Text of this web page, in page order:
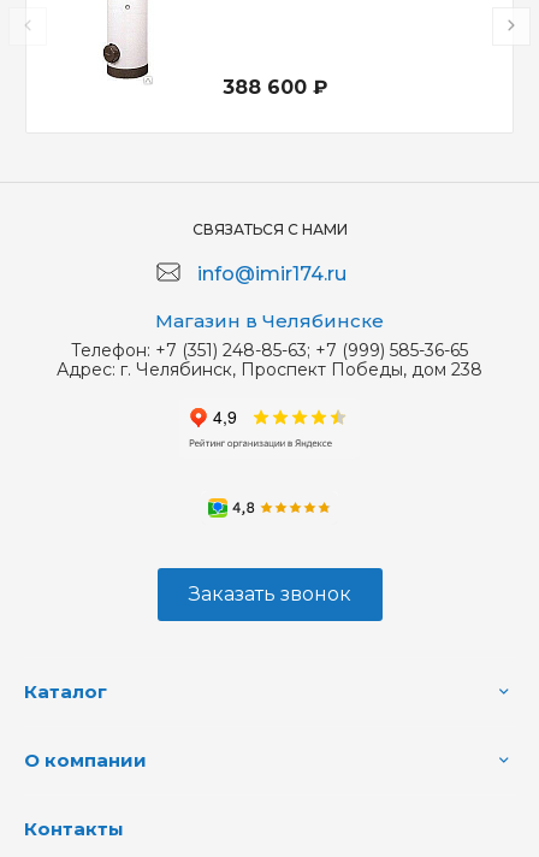
388 600 ₽
СВЯЗАТЬСЯ С НАМИ
info@imir174.ru
Магазин в Челябинске
Телефон: +7 (351) 248-85-63; +7 (999) 585-36-65
Адрес: г. Челябинск, Проспект Победы, дом 238
Заказать звонок
Каталог
О компании
Контакты